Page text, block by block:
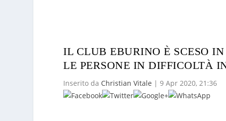
IL CLUB EBURINO È SCESO
LE PERSONE IN DIFFICOLTÀ
Inserito da Christian Vitale |9 Apr 2020, 21:36